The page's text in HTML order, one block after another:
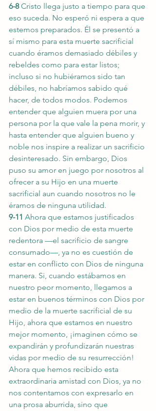
6-8 Cristo llega justo a tiempo para que
eso suceda. No esperó ni espera a que
estemos preparados. Él se presentó a
sí mismo para esta muerte sacrificial
cuando éramos demasiado débiles y
rebeldes como para estar listos;
incluso si no hubiéramos sido tan
débiles, no habríamos sabido qué
hacer, de todos modos. Podemos
entender que alguien muera por una
persona por la que vale la pena morir, y
hasta entender que alguien bueno y
noble nos inspire a realizar un sacrificio
desinteresado. Sin embargo, Dios
puso su amor en juego por nosotros al
ofrecer a su Hijo en una muerte
sacrificial aun cuando nosotros no le
éramos de ninguna utilidad.
9-11 Ahora que estamos justificados
con Dios por medio de esta muerte
redentora —el sacrificio de sangre
consumado—, ya no es cuestión de
estar en conflicto con Dios de ninguna
manera. Si, cuando estábamos en
nuestro peor momento, llegamos a
estar en buenos términos con Dios por
medio de la muerte sacrificial de su
Hijo, ahora que estamos en nuestro
mejor momento, ¡imaginen cómo se
expandirán y profundizarán nuestras
vidas por medio de su resurrección!
Ahora que hemos recibido esta
extraordinaria amistad con Dios, ya no
nos contentamos con expresarlo en
una prosa aburrida, sino que